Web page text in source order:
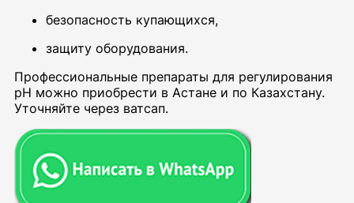
безопасность купающихся,
защиту оборудования.
Профессиональные препараты для регулирования
pH можно приобрести в Астане и по Казахстану.
Уточняйте через ватсап.